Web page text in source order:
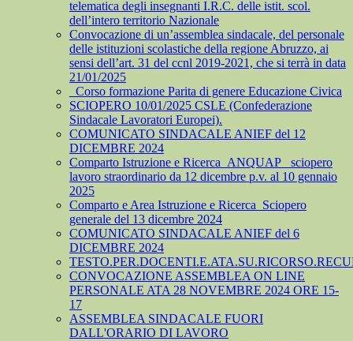
telematica degli insegnanti I.R.C. delle istit. scol.
dell’intero territorio Nazionale
Convocazione di un’assemblea sindacale, del personale
delle istituzioni scolastiche della regione Abruzzo, ai
sensi dell’art. 31 del ccnl 2019-2021, che si terrà in data
21/01/2025
_Corso formazione Parita di genere Educazione Civica
SCIOPERO 10/01/2025 CSLE (Confederazione
Sindacale Lavoratori Europei).
COMUNICATO SINDACALE ANIEF del 12
DICEMBRE 2024
Comparto Istruzione e Ricerca_ANQUAP_ sciopero
lavoro straordinario da 12 dicembre p.v. al 10 gennaio
2025
Comparto e Area Istruzione e Ricerca_Sciopero
generale del 13 dicembre 2024
COMUNICATO SINDACALE ANIEF del 6
DICEMBRE 2024
CONVOCAZIONE ASSEMBLEA ON LINE
PERSONALE ATA 28 NOVEMBRE 2024 ORE 15-
17
ASSEMBLEA SINDACALE FUORI
DALL'ORARIO DI LAVORO